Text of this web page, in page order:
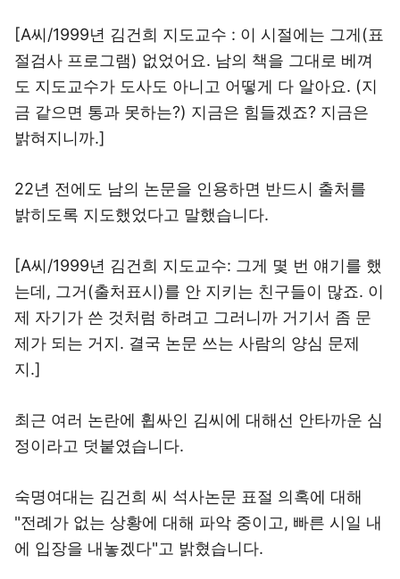
[A씨/1999년 김건희 지도교수 : 이 시절에는 그게(표
절검사 프로그램) 없었어요. 남의 책을 그대로 베껴
도 지도교수가 도사도 아니고 어떻게 다 알아요. (지
금 같으면 통과 못하는?) 지금은 힘들겠죠? 지금은
밝혀지니까.]
22년 전에도 남의 논문을 인용하면 반드시 출처를
밝히도록 지도했었다고 말했습니다.
[A씨/1999년 김건희 지도교수: 그게 몇 번 얘기를 했
는데, 그거(출처표시)를 안 지키는 친구들이 많죠. 이
제 자기가 쓴 것처럼 하려고 그러니까 거기서 좀 문
제가 되는 거지. 결국 논문 쓰는 사람의 양심 문제
지.]
최근 여러 논란에 휩싸인 김씨에 대해선 안타까운 심
정이라고 덧붙였습니다.
숙명여대는 김건희 씨 석사논문 표절 의혹에 대해
"전례가 없는 상황에 대해 파악 중이고, 빠른 시일 내
에 입장을 내놓겠다"고 밝혔습니다.